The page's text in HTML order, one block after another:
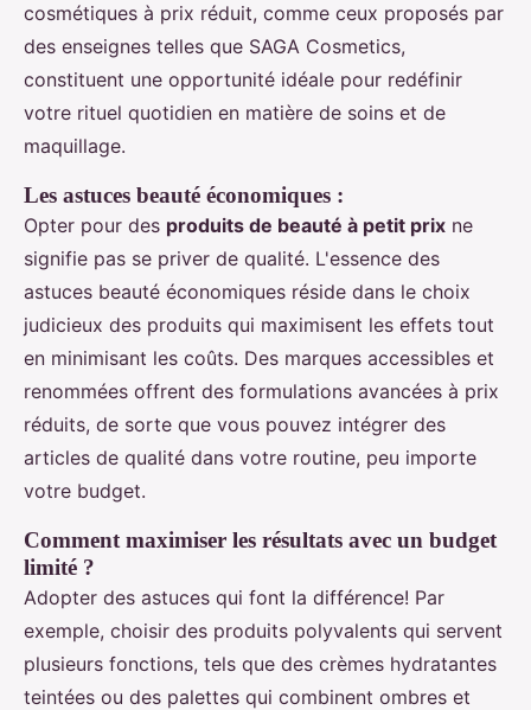
cosmétiques à prix réduit, comme ceux proposés par
des enseignes telles que SAGA Cosmetics,
constituent une opportunité idéale pour redéfinir
votre rituel quotidien en matière de soins et de
maquillage.
Les astuces beauté économiques :
Opter pour des produits de beauté à petit prix ne
signifie pas se priver de qualité. L'essence des
astuces beauté économiques réside dans le choix
judicieux des produits qui maximisent les effets tout
en minimisant les coûts. Des marques accessibles et
renommées offrent des formulations avancées à prix
réduits, de sorte que vous pouvez intégrer des
articles de qualité dans votre routine, peu importe
votre budget.
Comment maximiser les résultats avec un budget
limité ?
Adopter des astuces qui font la différence! Par
exemple, choisir des produits polyvalents qui servent
plusieurs fonctions, tels que des crèmes hydratantes
teintées ou des palettes qui combinent ombres et